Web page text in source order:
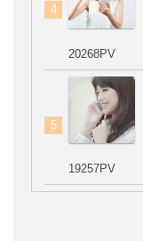
20268PV
19257PV